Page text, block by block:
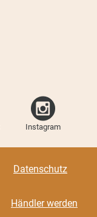
Instagram
Datenschutz
Händler werden